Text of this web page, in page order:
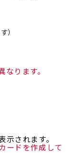
）
ります。
されます。
ードを作成して